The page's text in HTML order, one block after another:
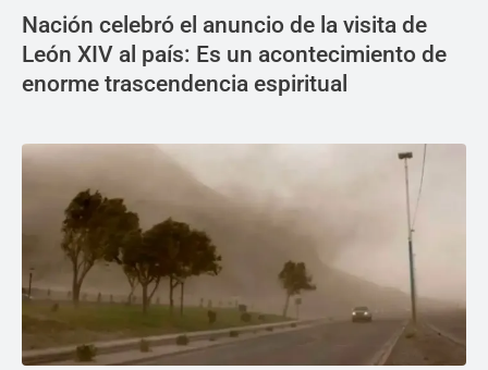
Nación celebró el anuncio de la visita de
León XIV al país: Es un acontecimiento de
enorme trascendencia espiritual